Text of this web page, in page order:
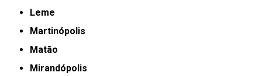
Leme
Martinópolis
Matão
Mirandópolis